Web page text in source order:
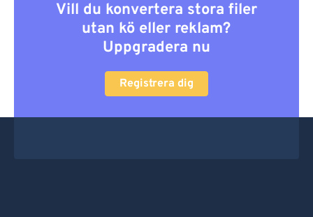
Vill du konvertera stora filer
utan kö eller reklam?
Uppgradera nu
Registrera dig